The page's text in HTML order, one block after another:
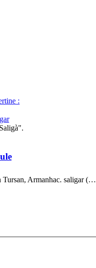
:
Tursan, Armanhac. saligar